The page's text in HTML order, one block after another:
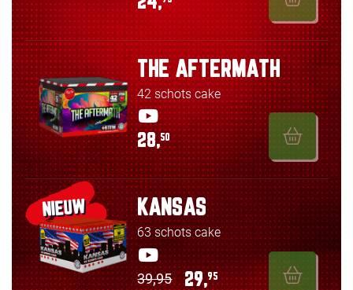
THE AFTERMATH
42 schots cake
28,50
NIEUW KANSAS
63 schots cake
39,95 29,95